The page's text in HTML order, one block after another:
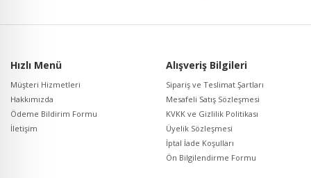
Hızlı Menü
Müşteri Hizmetleri
Hakkımızda
Ödeme Bildirim Formu
İletişim
Alışveriş Bilgileri
Sipariş ve Teslimat Şartları
Mesafeli Satış Sözleşmesi
KVKK ve Gizlilik Politikası
Üyelik Sözleşmesi
İptal İade Koşulları
Ön Bilgilendirme Formu